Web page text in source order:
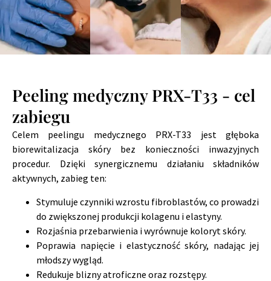
Peeling medyczny PRX-T33 - cel
zabiegu
Celem peelingu medycznego PRX-T33 jest głęboka
biorewitalizacja skóry bez konieczności inwazyjnych
procedur. Dzięki synergicznemu działaniu składników
aktywnych, zabieg ten:
Stymuluje czynniki wzrostu fibroblastów, co prowadzi
do zwiększonej produkcji kolagenu i elastyny.
Rozjaśnia przebarwienia i wyrównuje koloryt skóry.
Poprawia napięcie i elastyczność skóry, nadając jej
młodszy wygląd.
Redukuje blizny atroficzne oraz rozstępy.